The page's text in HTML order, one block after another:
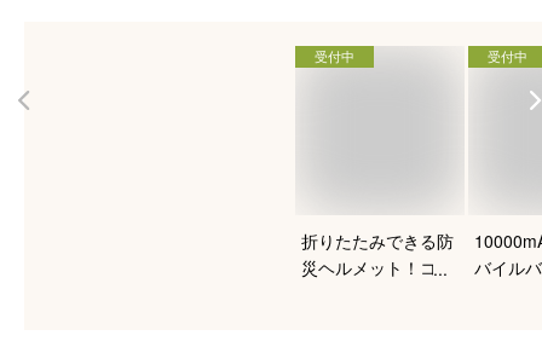
受付中
折りたたみできる防
災ヘルメット！コン
受付中
バイル